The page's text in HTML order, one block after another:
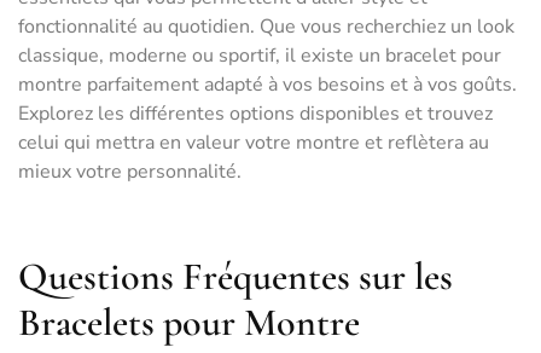
fonctionnalité au quotidien. Que vous recherchiez un look
classique, moderne ou sportif, il existe un bracelet pour
montre parfaitement adapté à vos besoins et à vos goûts.
Explorez les différentes options disponibles et trouvez
celui qui mettra en valeur votre montre et reflètera au
mieux votre personnalité.
Questions Fréquentes sur les
Bracelets pour Montre